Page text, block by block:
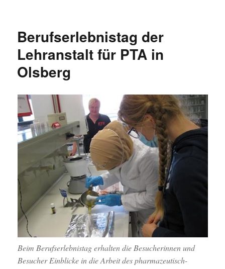
Tür
Berufserlebnistag der
Lehranstalt für PTA in
Olsberg
Beim Berufserlebnistag erhalten die Besucherinnen und
Besucher Einblicke in die Arbeit des pharmazeutisch-